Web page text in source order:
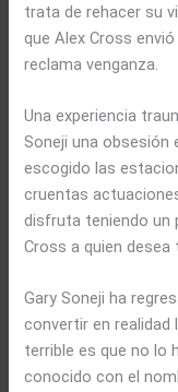
trata de rehacer su
que Alex Cross
reclama venganza.
Una experiencia
Soneji una
escogido las
cruentas
disfruta teniendo un
Cross a quien
Gary Soneji ha
convertir en
terrible es que no lo
conocido con el